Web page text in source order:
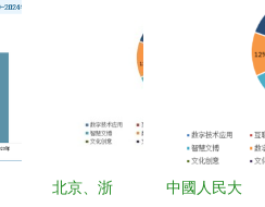
北京、浙
中國人民大